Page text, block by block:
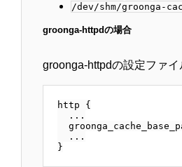
/dev/shm/groonga-
groonga-httpdの場合
groonga-httpdの設定ファ
http {
  ...
  ...